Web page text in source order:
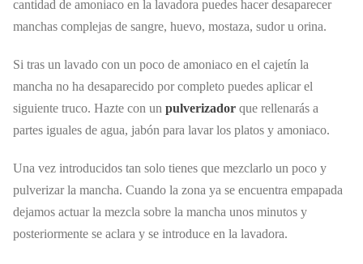
cantidad de amoniaco en la lavadora puedes hacer desaparecer
manchas complejas de sangre, huevo, mostaza, sudor u orina.
Si tras un lavado con un poco de amoniaco en el cajetín la
mancha no ha desaparecido por completo puedes aplicar el
siguiente truco. Hazte con un pulverizador que rellenarás a
partes iguales de agua, jabón para lavar los platos y amoniaco.
Una vez introducidos tan solo tienes que mezclarlo un poco y
pulverizar la mancha. Cuando la zona ya se encuentra empapada
dejamos actuar la mezcla sobre la mancha unos minutos y
posteriormente se aclara y se introduce en la lavadora.